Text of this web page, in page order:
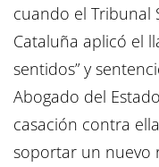
cuando el Tribunal
Cataluña aplicó el
sentidos” y
Abogado del
casación contra
soportar un nuevo